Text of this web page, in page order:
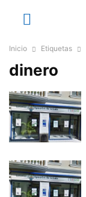
Inicio Etiquetas
dinero